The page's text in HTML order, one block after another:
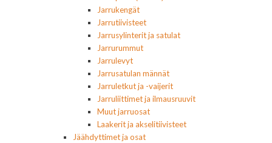
Jarrukengät
Jarrutiivisteet
Jarrusylinterit ja satulat
Jarrurummut
Jarrulevyt
Jarrusatulan männät
Jarruletkut ja -vaijerit
Jarruliittimet ja ilmausruuvit
Muut jarruosat
Laakerit ja akselitiivisteet
Jäähdyttimet ja osat